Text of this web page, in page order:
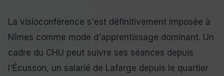
La visioconférence s'est définitivement imposée à
Nîmes comme mode d'apprentissage dominant. Un
cadre du CHU peut suivre ses séances depuis
l'Écusson, un salarié de Lafarge depuis le quartier